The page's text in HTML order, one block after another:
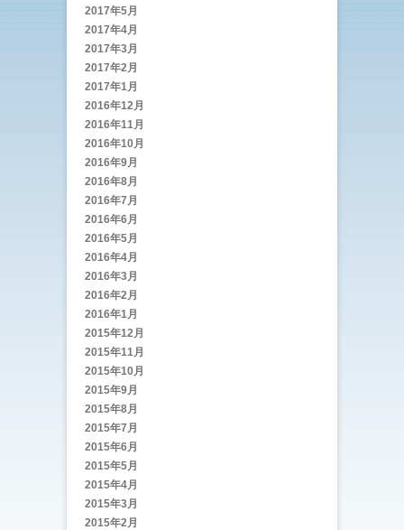
2017年5月
2017年4月
2017年3月
2017年2月
2017年1月
2016年12月
2016年11月
2016年10月
2016年9月
2016年8月
2016年7月
2016年6月
2016年5月
2016年4月
2016年3月
2016年2月
2016年1月
2015年12月
2015年11月
2015年10月
2015年9月
2015年8月
2015年7月
2015年6月
2015年5月
2015年4月
2015年3月
2015年2月